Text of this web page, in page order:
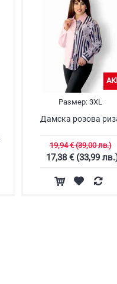
Размер: 3XL
Дамска розова
19,94 € (39,00 лв.)
17,38 € (33,99